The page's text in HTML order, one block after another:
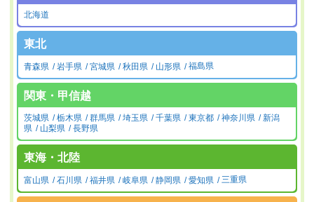
北海道
東北
青森県 岩手県 宮城県 秋田県 山形県 福島県
関東・甲信越
茨城県 栃木県 群馬県 埼玉県 千葉県 東京都 神奈川県
新潟
県
山梨県 長野県
東海・北陸
富山県 石川県 福井県 岐阜県 静岡県 愛知県 三重県